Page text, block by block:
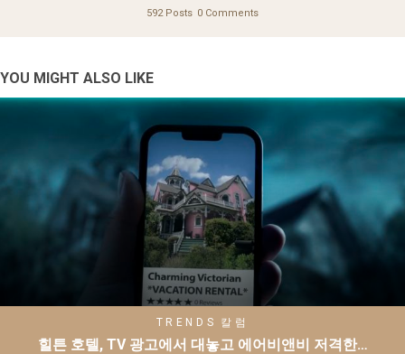
592 Posts 0 Comments
YOU MIGHT ALSO LIKE
TRENDS 칼럼
힐튼 호텔, TV 광고에서 대놓고 에어비앤비 저격한…